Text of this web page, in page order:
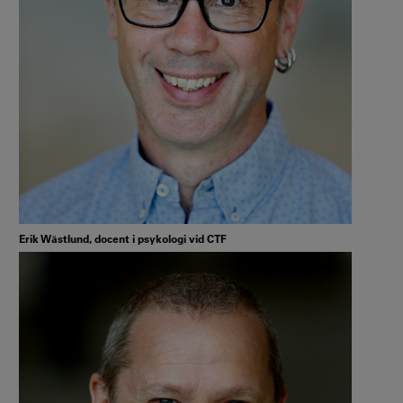
Erik Wästlund, docent i psykologi vid CTF